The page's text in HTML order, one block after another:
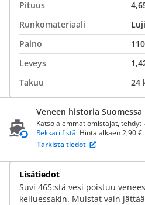
Pituus
Runkomateriaali
Paino
Leveys
Takuu
24
Veneen historia Suomessa
Katso aiemmat omistajat, tehdyt
Rekkari.fistä. Hinta alkaen 2,90 €.
Tarkista tiedot
Lisätiedot
Suvi 465:stä vesi poistuu
kelluessakin. Muistat vain